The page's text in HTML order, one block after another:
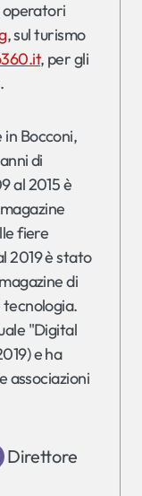
operatori
, sul turismo
, per gli
Bocconi,
di
al 2015 è
fiere
2019 è stato
di
tecnologia.
"Digital
e ha
associazioni
Direttore